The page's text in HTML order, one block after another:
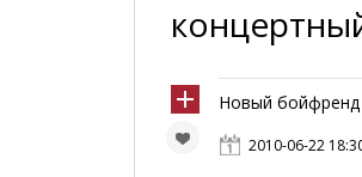
Новый бойфренд
2010-06-22